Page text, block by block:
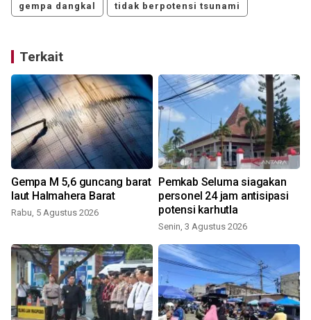
gempa dangkal tidak berpotensi tsunami
Terkait
Gempa M 5,6 guncang barat
laut Halmahera Barat
Rabu, 5 Agustus 2026
Pemkab Seluma siagakan
personel 24 jam antisipasi
potensi karhutla
Senin, 3 Agustus 2026